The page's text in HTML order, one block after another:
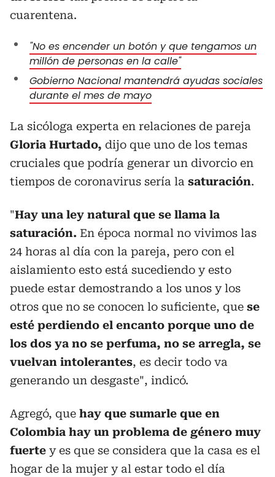
cuarentena.
"No es encender un botón y que tengamos un
millón de personas en la calle"
Gobierno Nacional mantendrá ayudas sociales
durante el mes de mayo
La sicóloga experta en relaciones de pareja
Gloria Hurtado, dijo que uno de los temas
cruciales que podría generar un divorcio en
tiempos de coronavirus sería la saturación.
"Hay una ley natural que se llama la
saturación. En época normal no vivimos las
24 horas al día con la pareja, pero con el
aislamiento esto está sucediendo y esto
puede estar demostrando a los unos y los
otros que no se conocen lo suficiente, que se
esté perdiendo el encanto porque uno de
los dos ya no se perfuma, no se arregla, se
vuelvan intolerantes, es decir todo va
generando un desgaste", indicó.
Agregó, que hay que sumarle que en
Colombia hay un problema de género muy
fuerte y es que se considera que la casa es el
hogar de la mujer y al estar todo el día